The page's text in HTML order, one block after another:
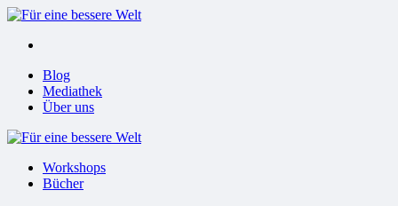
Menu
Menu
Blog
Mediathek
Über uns
Für
Workshops
Bücher